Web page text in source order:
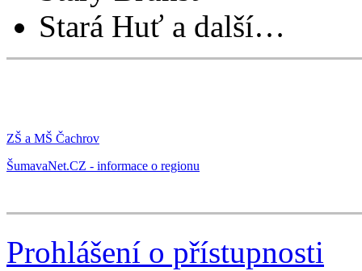
Stará Huť a další…
ZŠ a MŠ Čachrov
ŠumavaNet.CZ - informace o regionu
Prohlášení o přístupnosti